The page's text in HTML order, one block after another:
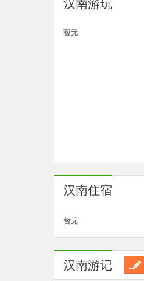
汉南游玩
暂无
汉南住宿
暂无
汉南游记